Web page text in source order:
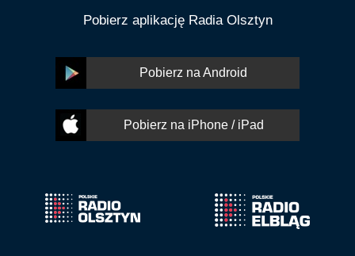
Pobierz aplikację Radia Olsztyn
Pobierz na Android
Pobierz na iPhone / iPad